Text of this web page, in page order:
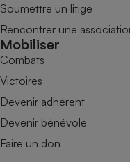
Soumettre un litige
Rencontrer une
Mobiliser
Combats
Victoires
Devenir adhérent
Devenir bénévole
Faire un don